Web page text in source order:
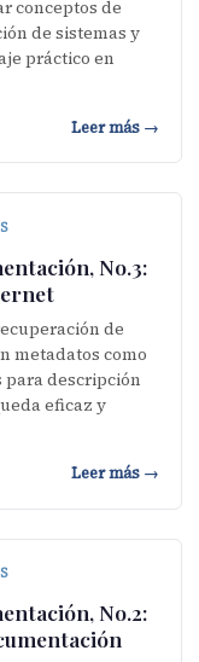
conceptos de
de sistemas y
práctico en
Leer más →
No.3:
de
metadatos como
para descripción
eficaz y
Leer más →
No.2: